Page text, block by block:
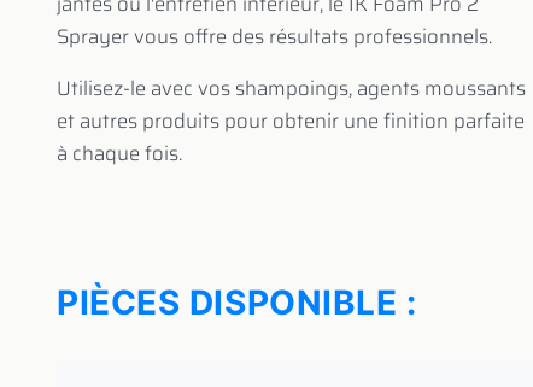
Sprayer vous offre des résultats professionnels.
Utilisez-le avec vos shampoings, agents moussants
et autres produits pour obtenir une finition parfaite
à chaque fois.
PIÈCES DISPONIBLE :